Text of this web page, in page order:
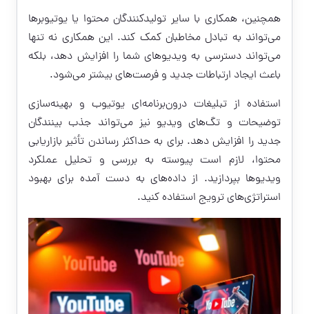
همچنین، همکاری با سایر تولیدکنندگان محتوا یا یوتیوبرها
می‌تواند به تبادل مخاطبان کمک کند. این همکاری نه تنها
می‌تواند دسترسی به ویدیوهای شما را افزایش دهد، بلکه
باعث ایجاد ارتباطات جدید و فرصت‌های بیشتر می‌شود.
استفاده از تبلیغات درون‌برنامه‌ای یوتیوب و بهینه‌سازی
توضیحات و تگ‌های ویدیو نیز می‌تواند جذب بینندگان
جدید را افزایش دهد. برای به حداکثر رساندن تأثیر بازاریابی
محتوا، لازم است پیوسته به بررسی و تحلیل عملکرد
ویدیوها بپردازید. از داده‌های به دست آمده برای بهبود
استراتژی‌های ترویج استفاده کنید.